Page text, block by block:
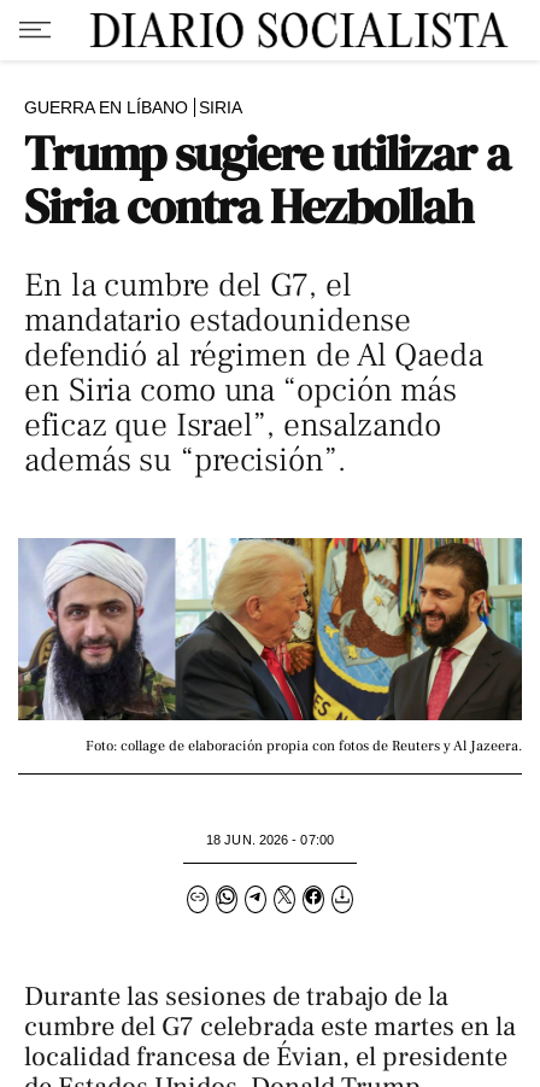
GUERRA EN LÍBANO SIRIA
Trump sugiere utilizar a
Siria contra Hezbollah
En la cumbre del G7, el
mandatario estadounidense
defendió al régimen de Al Qaeda
en Siria como una “opción más
eficaz que Israel”, ensalzando
además su “precisión”.
Foto: collage de elaboración propia con fotos de Reuters y Al Jazeera.
18 JUN. 2026 - 07:00
Durante las sesiones de trabajo de la
cumbre del G7 celebrada este martes en la
localidad francesa de Évian, el presidente